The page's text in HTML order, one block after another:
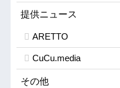
提供ニュース
ARETTO
CuCu.media
その他